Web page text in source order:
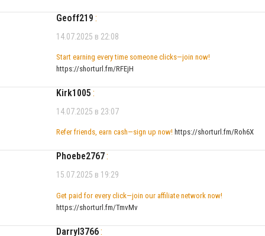
Geoff219 :
14.07.2025 в 22:08
Start earning every time someone clicks—join now!
https://shorturl.fm/RFEjH
Kirk1005 :
14.07.2025 в 23:07
Refer friends, earn cash—sign up now! https://shorturl.fm/Roh6X
Phoebe2767:
15.07.2025 в 19:29
Get paid for every click—join our affiliate network now!
https://shorturl.fm/TmvMv
Darryl3766: